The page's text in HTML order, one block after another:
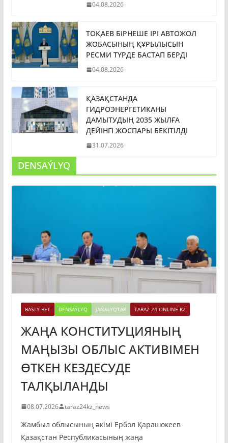
04.08.2026
ТОҚАЕВ БІРНЕШЕ ІРІ АВТОЖОЛ
ЖОБАСЫНЫҢ ҚҰРЫЛЫСЫН
РЕСМИ ТҮРДЕ БАСТАП БЕРДІ
04.08.2026
ҚАЗАҚСТАНДА
ГИДРОЭНЕРГЕТИКАНЫ
ДАМЫТУДЫҢ 2035 ЖЫЛҒА
ДЕЙІНГІ ЖОСПАРЫ БЕКІТІЛДІ
31.07.2026
DENSAÝLYQ
BASTY BET DENSAÝLYQ JAŃALYQTAR TARAZ 24 ONLINE KZ
ЖАҢА КОНСТИТУЦИЯНЫҢ
МАҢЫЗЫ ОБЛЫС АКТИВІМЕН
ӨТКЕН КЕЗДЕСУДЕ
ТАЛҚЫЛАНДЫ
08.07.2026 taraz24kz_news
Жамбыл облысының әкімі Ербол Қарашөкеев
Қазақстан Республикасының жаңа